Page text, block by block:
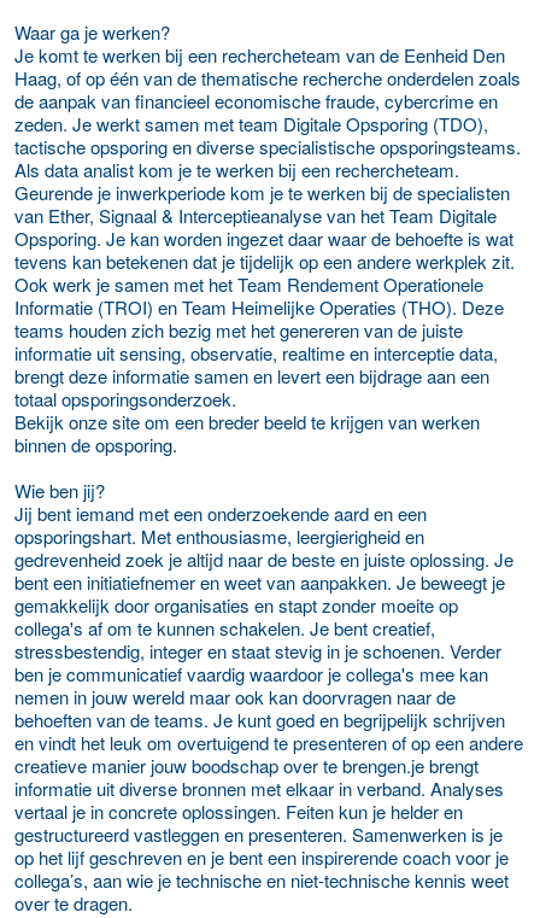
Waar ga je werken?
Je komt te werken bij een rechercheteam van de Eenheid Den
Haag, of op één van de thematische recherche onderdelen zoals
de aanpak van financieel economische fraude, cybercrime en
zeden. Je werkt samen met team Digitale Opsporing (TDO),
tactische opsporing en diverse specialistische opsporingsteams.
Als data analist kom je te werken bij een rechercheteam.
Geurende je inwerkperiode kom je te werken bij de specialisten
van Ether, Signaal & Interceptieanalyse van het Team Digitale
Opsporing. Je kan worden ingezet daar waar de behoefte is wat
tevens kan betekenen dat je tijdelijk op een andere werkplek zit.
Ook werk je samen met het Team Rendement Operationele
Informatie (TROI) en Team Heimelijke Operaties (THO). Deze
teams houden zich bezig met het genereren van de juiste
informatie uit sensing, observatie, realtime en interceptie data,
brengt deze informatie samen en levert een bijdrage aan een
totaal opsporingsonderzoek.
Bekijk onze site om een breder beeld te krijgen van werken
binnen de opsporing.
Wie ben jij?
Jij bent iemand met een onderzoekende aard en een
opsporingshart. Met enthousiasme, leergierigheid en
gedrevenheid zoek je altijd naar de beste en juiste oplossing. Je
bent een initiatiefnemer en weet van aanpakken. Je beweegt je
gemakkelijk door organisaties en stapt zonder moeite op
collega's af om te kunnen schakelen. Je bent creatief,
stressbestendig, integer en staat stevig in je schoenen. Verder
ben je communicatief vaardig waardoor je collega's mee kan
nemen in jouw wereld maar ook kan doorvragen naar de
behoeften van de teams. Je kunt goed en begrijpelijk schrijven
en vindt het leuk om overtuigend te presenteren of op een andere
creatieve manier jouw boodschap over te brengen.je brengt
informatie uit diverse bronnen met elkaar in verband. Analyses
vertaal je in concrete oplossingen. Feiten kun je helder en
gestructureerd vastleggen en presenteren. Samenwerken is je
op het lijf geschreven en je bent een inspirerende coach voor je
collega’s, aan wie je technische en niet-technische kennis weet
over te dragen.